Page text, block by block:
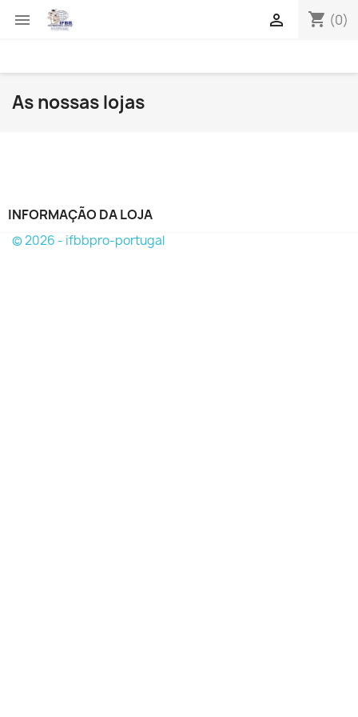
 shopping_cart (0)

As nossas lojas
INFORMAÇÃO DA LOJA
© 2026 - ifbbpro-portugal